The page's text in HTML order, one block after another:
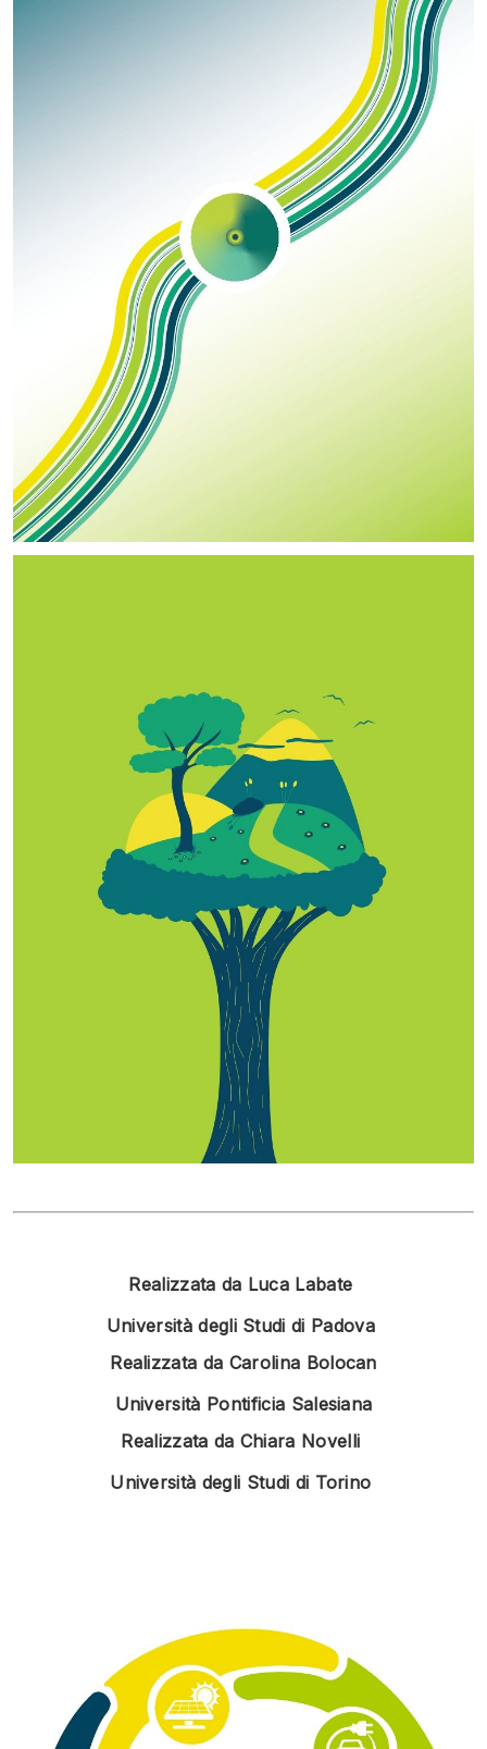
Realizzata da Luca Labate
Università degli Studi di Padova
Realizzata da Carolina Bolocan
Università Pontificia Salesiana
Realizzata da Chiara Novelli
Università degli Studi di Torino